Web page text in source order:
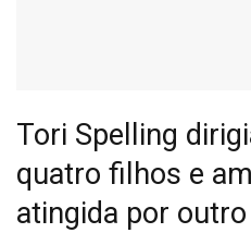
Tori Spelling
quatro filhos e
atingida por